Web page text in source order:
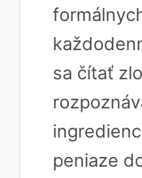
sa čítať
peniaze